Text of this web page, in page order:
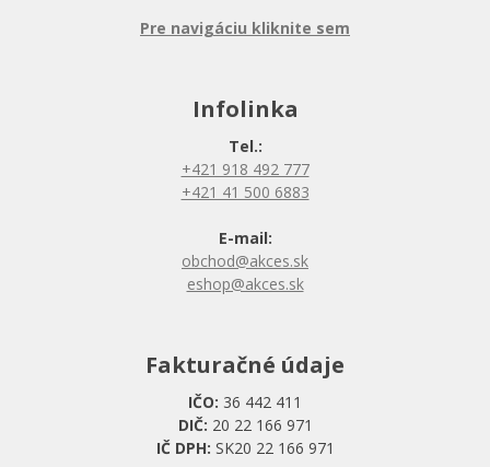
Pre navigáciu kliknite sem
Infolinka
Tel.:
+421 918 492 777
+421 41 500 6883
E-mail:
obchod@akces.sk
eshop@akces.sk
Fakturačné údaje
IČO: 36 442 411
DIČ: 20 22 166 971
IČ DPH: SK20 22 166 971